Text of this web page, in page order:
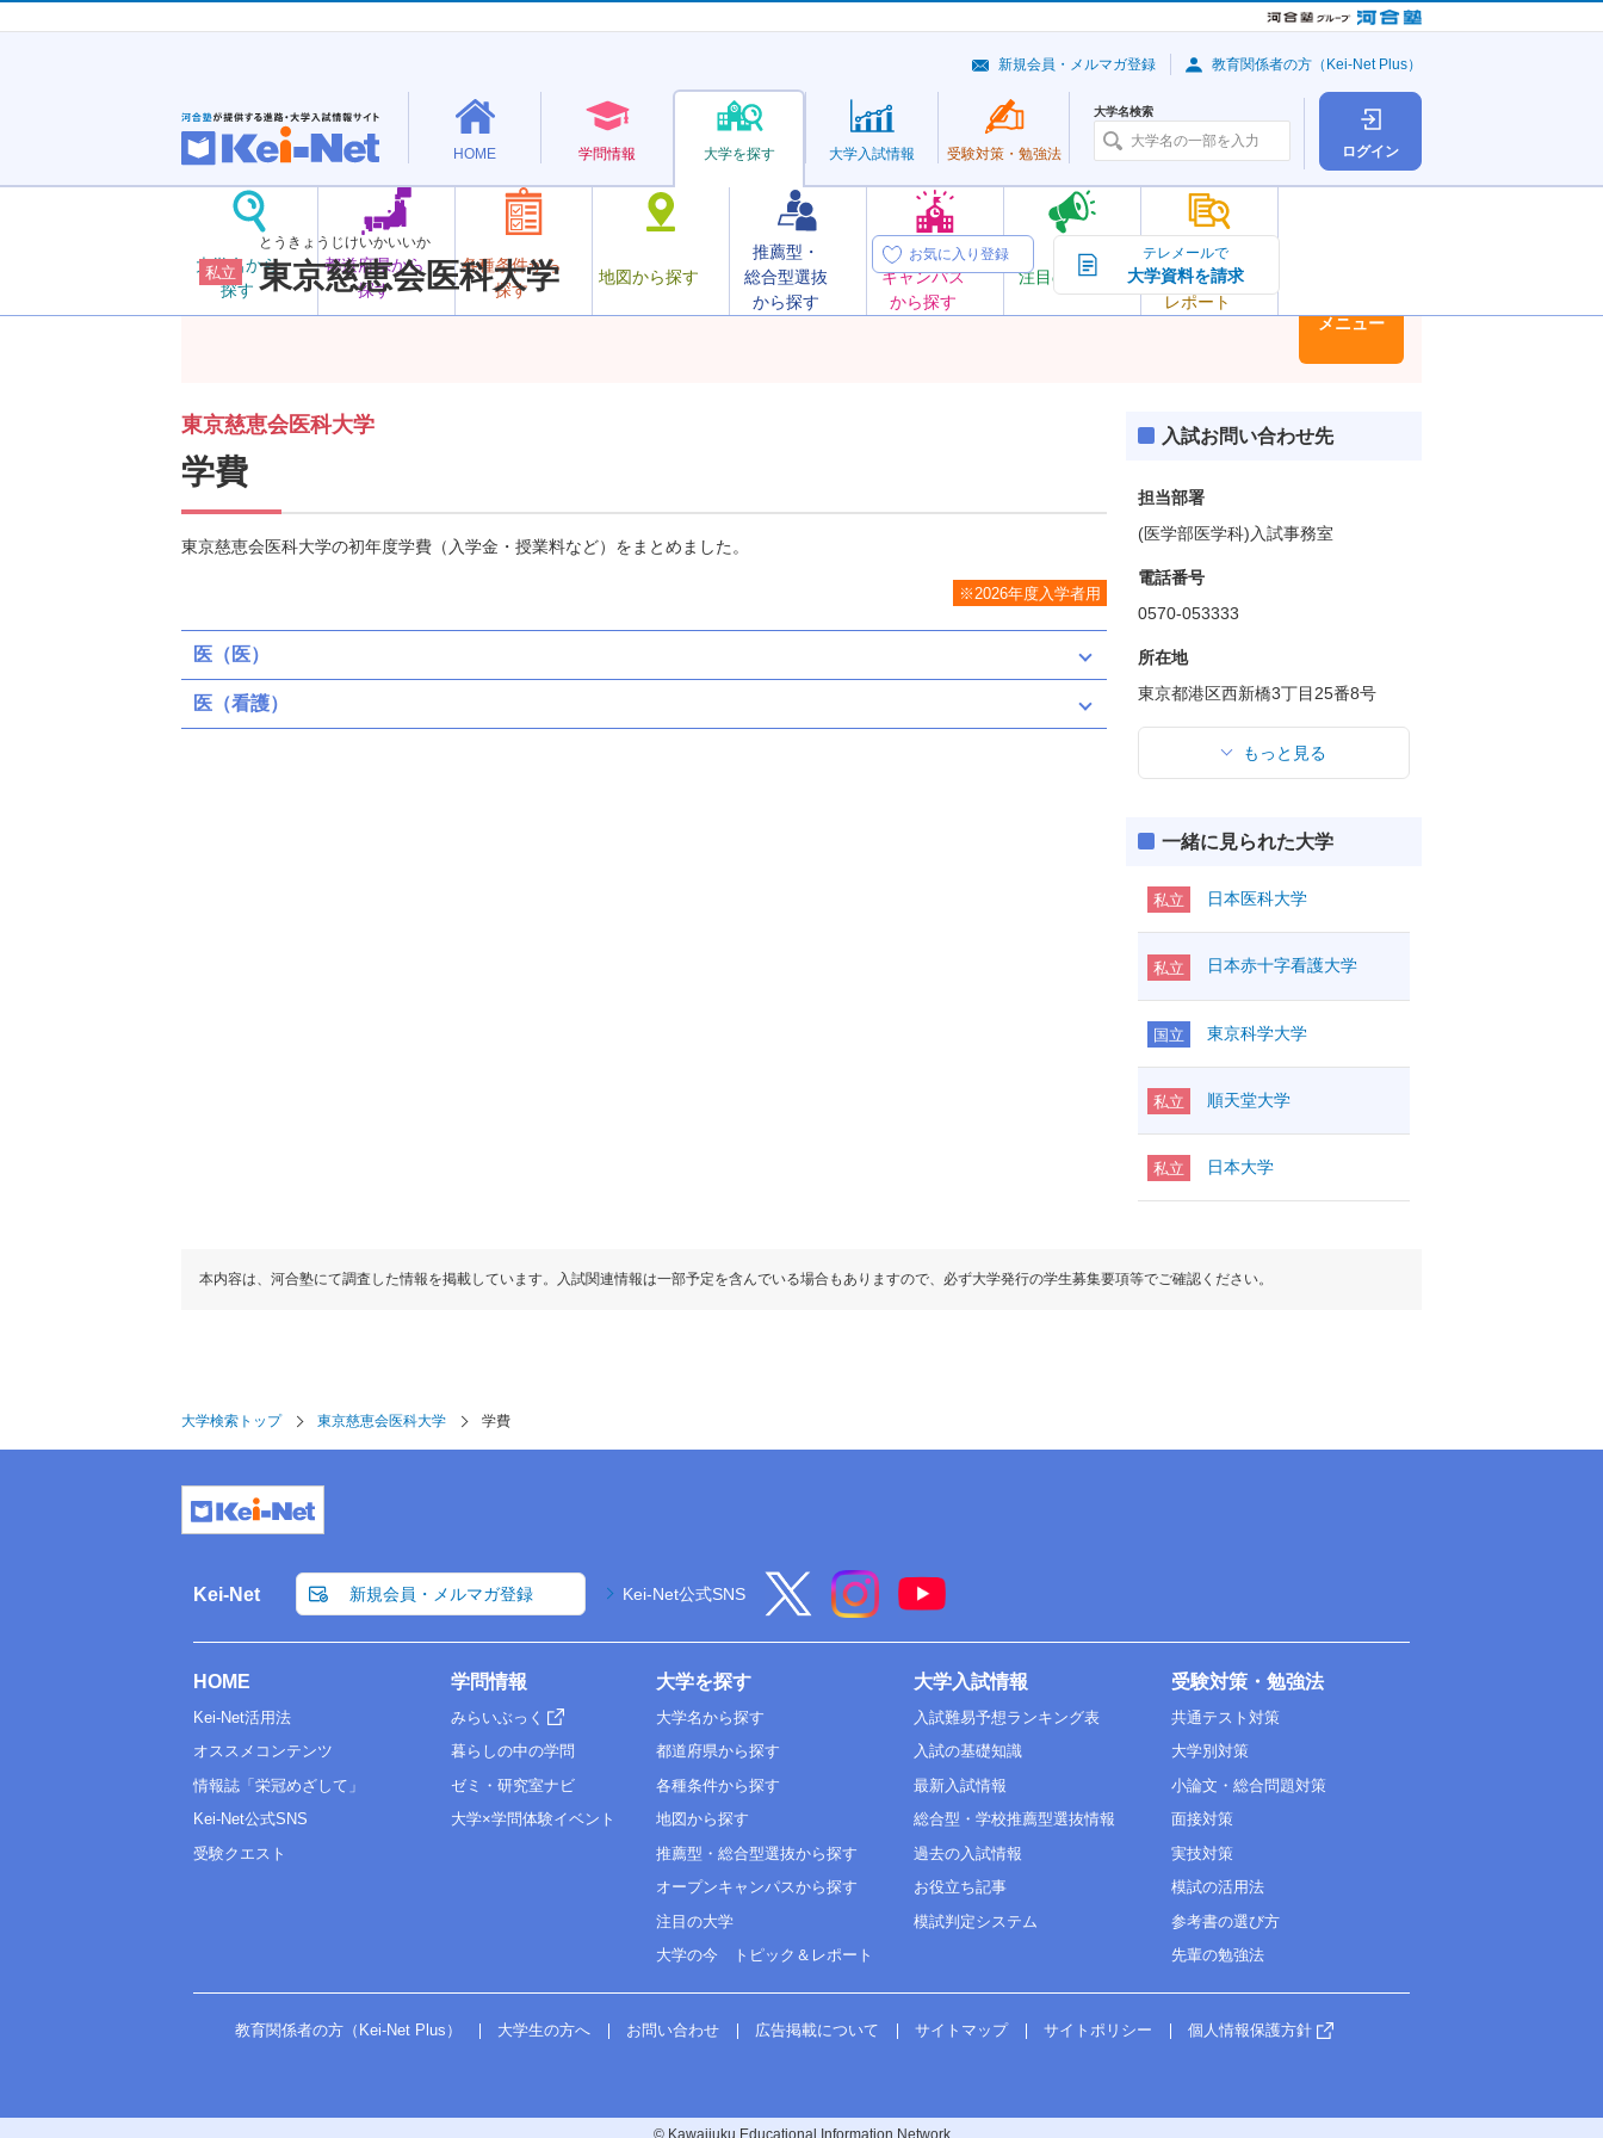
ログイン
HOME 学問情報 大学を探す
大学名から
探す
都道府県から
探す
各種条件から
探す
地図から探す
推薦型・
総合型選抜
から探す
オープン
キャンパス
から探す
注目の大学
大学の今
トピック＆
レポート
大学入試情報 受験対策・ 勉強法
大学名検索
新規会員・メルマガ登録 教育関係者の方（Kei-Net Plus）
私立
とうきょうじけいかいいか
東京慈恵会医科大学
お気に入り登録 テレメールで
大学資料を請求
メニュー
東京慈恵会医科大学
学費
東京慈恵会医科大学の初年度学費（入学金・授業料など）をまとめました。
※2026年度入学者用
医（医）
医（看護）
入試お問い合わせ先
担当部署
(医学部医学科)入試事務室
電話番号
0570-053333
所在地
東京都港区西新橋3丁目25番8号
もっと見る
一緒に見られた大学
私立 日本医科大学
私立 日本赤十字看護大学
国立 東京科学大学
私立 順天堂大学
私立 日本大学
本内容は、河合塾にて調査した情報を掲載しています。入試関連情報は一部予定を含んでいる場合もありますので、必ず大学発行の学生募集要項等でご確認ください。
大学検索トップ 東京慈恵会医科大学 学費
Kei-Net 新規会員・メルマガ登録 Kei-Net公式SNS
HOME
Kei-Net活用法
オススメコンテンツ
情報誌「栄冠めざして」
Kei-Net公式SNS
受験クエスト
学問情報
みらいぶっく
暮らしの中の学問
ゼミ・研究室ナビ
大学×学問体験イベント
大学を探す
大学名から探す
都道府県から探す
各種条件から探す
地図から探す
推薦型・総合型選抜から探す
オープンキャンパスから探す
注目の大学
大学の今 トピック＆レポート
大学入試情報
入試難易予想ランキング表
入試の基礎知識
最新入試情報
総合型・学校推薦型選抜情報
過去の入試情報
お役立ち記事
模試判定システム
受験対策・勉強法
共通テスト対策
大学別対策
小論文・総合問題対策
面接対策
実技対策
模試の活用法
参考書の選び方
先輩の勉強法
教育関係者の方（Kei-Net Plus） 大学生の方へ お問い合わせ 広告掲載について サイトマップ サイトポリシー 個人情報保護方針
© Kawaijuku Educational Information Network